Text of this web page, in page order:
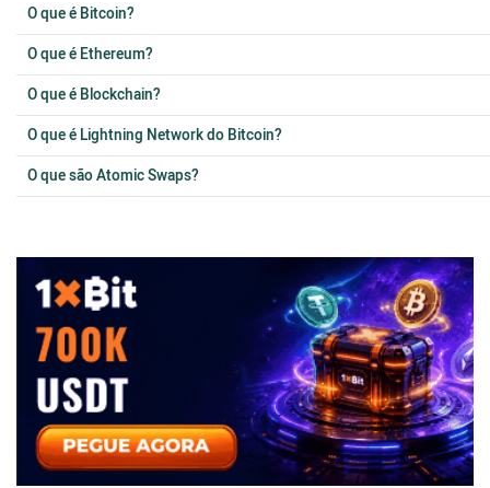
O que é Bitcoin?
O que é Ethereum?
O que é Blockchain?
O que é Lightning Network do Bitcoin?
O que são Atomic Swaps?